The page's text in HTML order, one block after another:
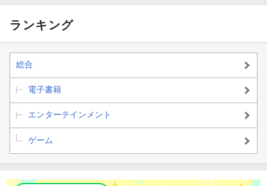
ランキング
総合
電子書籍
エンターテインメント
ゲーム